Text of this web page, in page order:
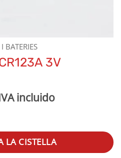
BATERIES
3V
incluido
3V
LA CISTELLA